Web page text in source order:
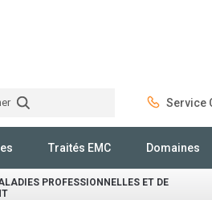
Service
Traités EMC Domaines
PROFESSIONNELLES ET DE